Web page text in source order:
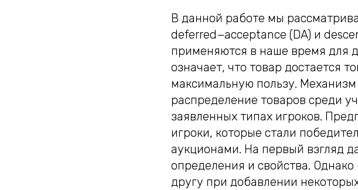
В данной работе мы
deferred−acceptance (DA) и
применяются в наше время для
означает, что товар достается
максимальную пользу.
распределение товаров среди
заявленных типах игроков.
игроки, которые стали
аукционами. На первый взгляд
определения и свойства.
другу при добавлении